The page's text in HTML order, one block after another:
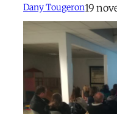
Dany Tougeron19